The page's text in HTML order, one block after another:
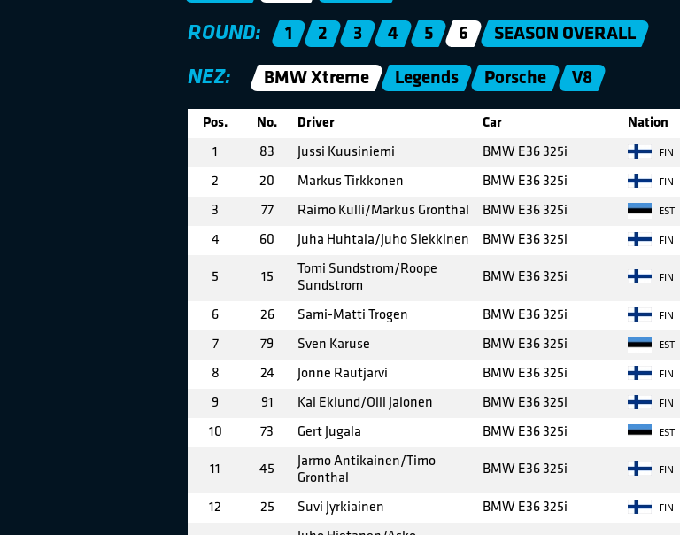
ROUND: 1 2 3 4 5 6 SEASON OVERALL
NEZ: BMW Xtreme Legends Porsche V8
Pos. No. Driver Car Nation
1 83 Jussi Kuusiniemi BMW E36 325i FIN
2 20 Markus Tirkkonen BMW E36 325i FIN
3 77 Raimo Kulli/Markus Gronthal BMW E36 325i EST
4 60 Juha Huhtala/Juho Siekkinen BMW E36 325i FIN
5 15
Tomi Sundstrom/Roope
Sundstrom
BMW E36 325i FIN
6 26 Sami-Matti Trogen BMW E36 325i FIN
7 79 Sven Karuse BMW E36 325i EST
8 24 Jonne Rautjarvi BMW E36 325i FIN
9 91 Kai Eklund/Olli Jalonen BMW E36 325i FIN
10 73 Gert Jugala BMW E36 325i EST
11 45
Jarmo Antikainen/Timo
Gronthal
BMW E36 325i FIN
12 25 Suvi Jyrkiainen BMW E36 325i FIN